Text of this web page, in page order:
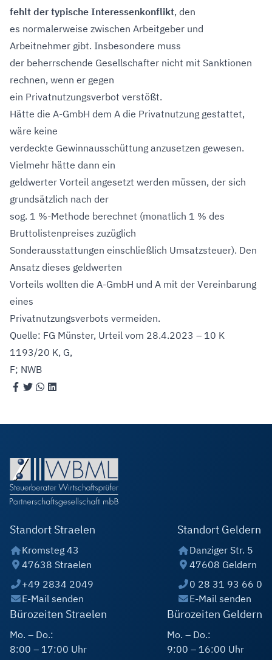
fehlt der typische Interessenkonflikt, den
es normalerweise zwischen Arbeitgeber und
Arbeitnehmer gibt. Insbesondere muss
der beherrschende Gesellschafter nicht mit Sanktionen
rechnen, wenn er gegen
ein Privatnutzungsverbot verstößt.
Hätte die A-GmbH dem A die Privatnutzung gestattet,
wäre keine
verdeckte Gewinnausschüttung anzusetzen gewesen.
Vielmehr hätte dann ein
geldwerter Vorteil angesetzt werden müssen, der sich
grundsätzlich nach der
sog. 1 %-Methode berechnet (monatlich 1 % des
Bruttolistenpreises zuzüglich
Sonderausstattungen einschließlich Umsatzsteuer). Den
Ansatz dieses geldwerten
Vorteils wollten die A-GmbH und A mit der Vereinbarung
eines
Privatnutzungsverbots vermeiden.
Quelle: FG Münster, Urteil vom 28.4.2023 – 10 K
1193/20 K, G,
F; NWB
Standort Straelen
Kromsteg 43
47638 Straelen
+49 2834 2049
E-Mail senden
Standort Geldern
Danziger Str. 5
47608 Geldern
0 28 31 93 66 0
E-Mail senden
Bürozeiten Straelen
Mo. – Do.:
8:00 – 17:00 Uhr
Bürozeiten Geldern
Mo. – Do.:
9:00 – 16:00 Uhr